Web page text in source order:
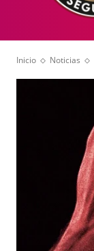
Inicio Noticias